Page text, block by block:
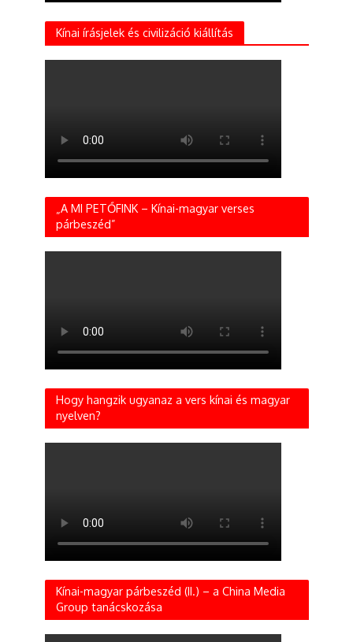
Kínai írásjelek és civilizáció kiállítás
„A MI PETŐFINK – Kínai-magyar verses
párbeszéd”
Hogy hangzik ugyanaz a vers kínai és magyar
nyelven?
Kínai-magyar párbeszéd (II.) – a China Media
Group tanácskozása